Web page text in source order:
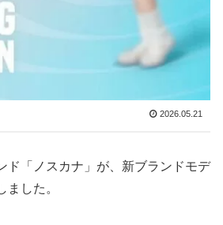
2026.05.21
ド「ノスカナ」が、新ブランドモデ
ました。